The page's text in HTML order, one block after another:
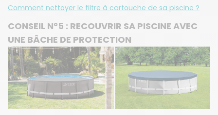
Comment nettoyer le filtre à cartouche de sa piscine ?
CONSEIL N°5 : RECOUVRIR SA PISCINE AVEC
UNE BÂCHE DE PROTECTION